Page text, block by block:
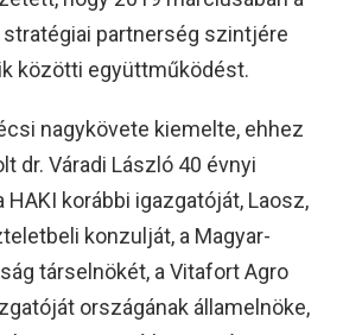
partnerség szintjére
közötti együttműködést.
nagykövete kiemelte, ehhez
dr. Váradi László 40 évnyi
HAKI korábbi igazgatóját, Laosz,
konzulját, a Magyar-
társelnökét, a Vitafort Agro
országának államelnöke,